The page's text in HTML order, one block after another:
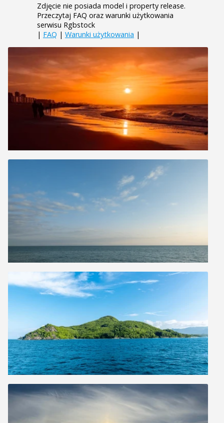
Zdjęcie nie posiada model i property release.
Przeczytaj FAQ oraz warunki użytkowania
serwisu Rgbstock
| FAQ | Warunki użytkowania |